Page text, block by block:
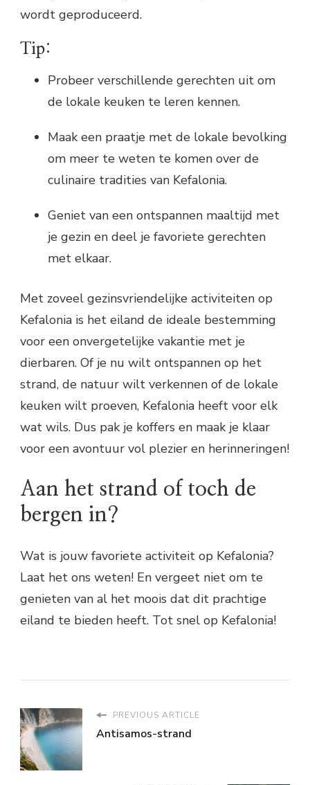
wordt geproduceerd.
Tip:
Probeer verschillende gerechten uit om
de lokale keuken te leren kennen.
Maak een praatje met de lokale bevolking
om meer te weten te komen over de
culinaire tradities van Kefalonia.
Geniet van een ontspannen maaltijd met
je gezin en deel je favoriete gerechten
met elkaar.
Met zoveel gezinsvriendelijke activiteiten op
Kefalonia is het eiland de ideale bestemming
voor een onvergetelijke vakantie met je
dierbaren. Of je nu wilt ontspannen op het
strand, de natuur wilt verkennen of de lokale
keuken wilt proeven, Kefalonia heeft voor elk
wat wils. Dus pak je koffers en maak je klaar
voor een avontuur vol plezier en herinneringen!
Aan het strand of toch de
bergen in?
Wat is jouw favoriete activiteit op Kefalonia?
Laat het ons weten! En vergeet niet om te
genieten van al het moois dat dit prachtige
eiland te bieden heeft. Tot snel op Kefalonia!
PREVIOUS ARTICLE
Antisamos-strand